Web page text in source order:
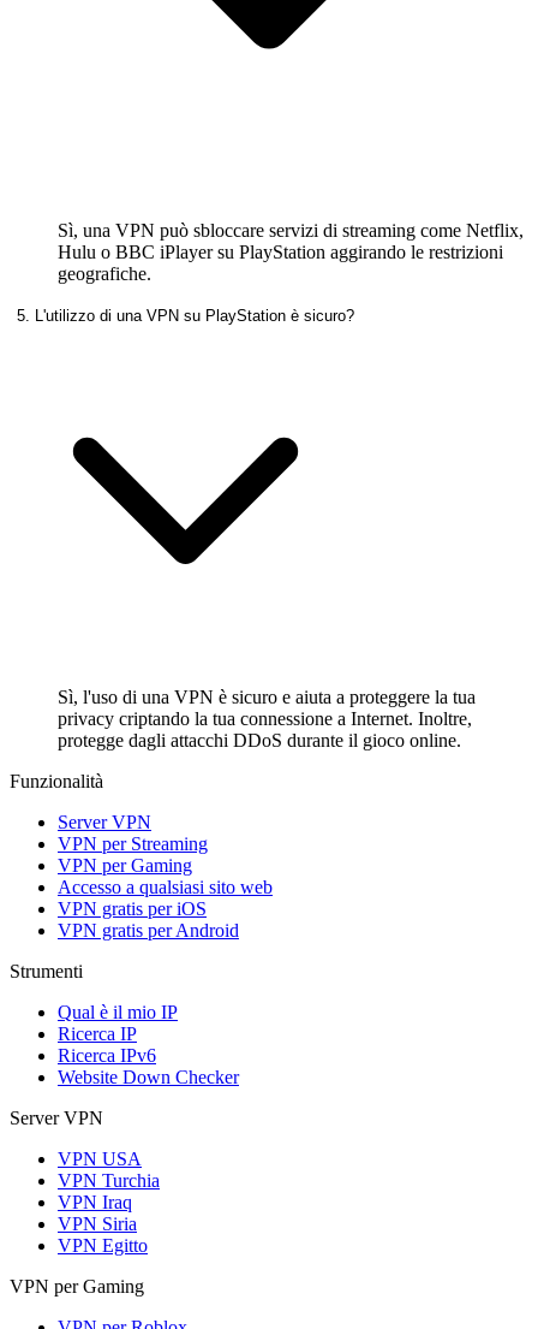
Sì, una VPN può sbloccare servizi di streaming come Netflix,
Hulu o BBC iPlayer su PlayStation aggirando le restrizioni
geografiche.
5. L'utilizzo di una VPN su PlayStation è sicuro?
Sì, l'uso di una VPN è sicuro e aiuta a proteggere la tua
privacy criptando la tua connessione a Internet. Inoltre,
protegge dagli attacchi DDoS durante il gioco online.
Funzionalità
Server VPN
VPN per Streaming
VPN per Gaming
Accesso a qualsiasi sito web
VPN gratis per iOS
VPN gratis per Android
Strumenti
Qual è il mio IP
Ricerca IP
Ricerca IPv6
Website Down Checker
Server VPN
VPN USA
VPN Turchia
VPN Iraq
VPN Siria
VPN Egitto
VPN per Gaming